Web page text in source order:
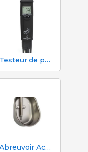
Testeur de pH, EC, TDS et température Hanna HI98130
Abreuvoir Aco Funki pour grandes truies Multi-Drinker MAXI